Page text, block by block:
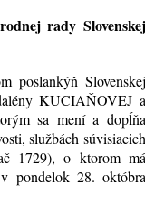
rady Slovenskej
poslankýň Slovenskej
KUCIAŇOVEJ a
sa mení a dopĺňa
službách súvisiacich
1729), o ktorom má
pondelok 28. októbra